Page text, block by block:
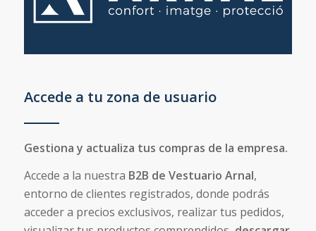
Accede a tu zona de usuario
Gestiona y actualiza tus compras de la empresa.
Accede a la nuestra B2B de Vestuario Arnal,
entorno de clientes registrados, donde podrás
acceder a precios exclusivos, realizar tus pedidos,